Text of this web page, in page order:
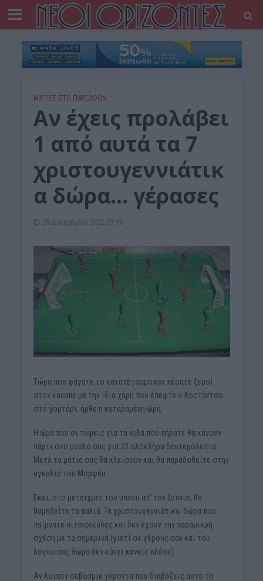
ΜΑΤΙΕΣ ΣΤΟ ΠΑΡΕΛΘΟΝ
Αν έχεις προλάβει
1 από αυτά τα 7
χριστουγεννιάτικ
α δώρα… γέρασες
20 Δεκεμβρίου 2022 23:39
Τώρα που φάγατε το καταπέτασμα και πέσατε ξεροί
στον καναπέ με την ίδια χάρη που έπεφτε ο Κοστάντσο
στο χορτάρι, ήρθε η καταραμένη ώρα.
Η ώρα που οι τύψεις για τα κιλά που πήρατε θα κάνουν
πάρτι στο μυαλό σας για 32 ολόκληρα δευτερόλεπτα.
Μετά τα μάτια σας θα κλείσουν και θα παραδοθείτε στην
αγκαλιά του Μορφέα.
Εκεί, στο μεταίχμιο του ύπνου απ’ τον ξύπνιο, θα
θυμηθείτε τα παλιά. Τα χριστουγεννιάτικα δώρα που
παίρνατε πιτσιρικάδες και δεν έχουν την παραμικρή
σχέση με τα σημερινά (γιατί σε γέρους σαν και του
λόγου σας δώρα δεν κάνει κανείς πλέον).
Αν λοιπόν σεβάσμιε γέροντα που διαβάζεις αυτό το